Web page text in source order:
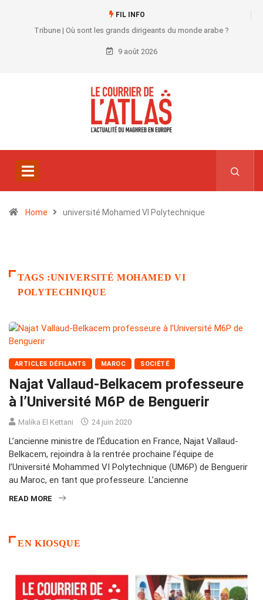
FIL INFO
Tribune | Où sont les grands dirigeants du monde arabe ?
9 août 2026
Home université Mohamed VI Polytechnique
TAGS :UNIVERSITÉ MOHAMED VI
POLYTECHNIQUE
ARTICLES DÉFILANTS MAROC SOCIÉTÉ
Najat Vallaud-Belkacem professeure
à l’Université M6P de Benguerir
Malika El Kettani 24 juin 2020
L’ancienne ministre de l’Éducation en France, Najat Vallaud-
Belkacem, rejoindra à la rentrée prochaine l’équipe de
l’Université Mohammed VI Polytechnique (UM6P) de Benguerir
au Maroc, en tant que professeure. L’ancienne
READ MORE
EN KIOSQUE